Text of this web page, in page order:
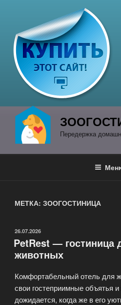
содержимому
Передержка
МЕТКА: ЗООГОСТИНИЦА
ОПУБЛИКОВАНО
26.07.2026
PetRest — гостиница
животных
Комфортабельный отель для
свои гостеприимные объятья
дожидается, когда же в его